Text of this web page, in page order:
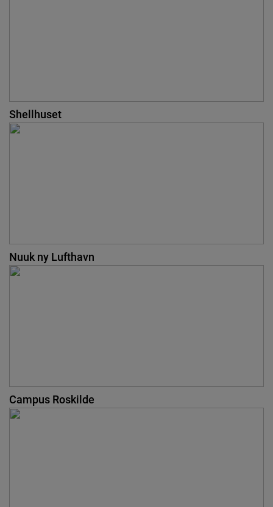
Shellhuset
Nuuk ny Lufthavn
Campus Roskilde